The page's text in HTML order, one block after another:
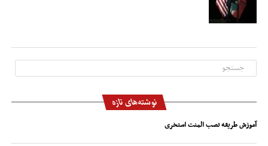
نوشته‌های تازه
آموزش طریقه نصب المنت استخری